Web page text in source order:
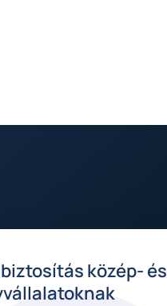
közép- és